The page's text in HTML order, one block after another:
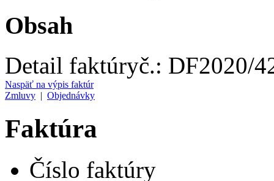
Obsah
Detail faktúryč.: DF2020/
Naspäť na výpis faktúr
Zmluvy | Objednávky
Faktúra
Číslo faktúry